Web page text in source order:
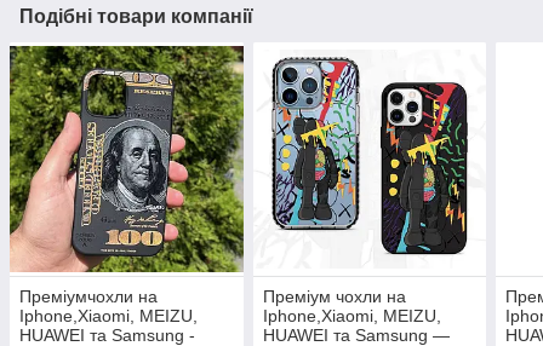
Подібні товари компанії
Преміумчохли на
Iphone,Xiaomi, MEIZU,
HUAWEI та Samsung -
Преміум чохли на
Iphone,Xiaomi, MEIZU,
HUAWEI та Samsung —